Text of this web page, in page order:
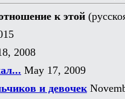
к этой
2008
May 17, 2009
и девочек